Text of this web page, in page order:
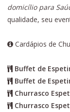
domicílio para
qualidade, seu
Cardápios de
Buffet de
Buffet de
Churrasco
Churrasco